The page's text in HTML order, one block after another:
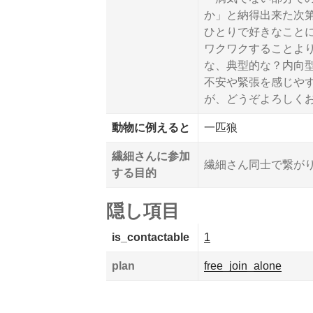
か」と納得出来た次
ひとりで好きなこと
ワクワクすることよ
な、典型的な？内向
不安や緊張を感じや
が、どうぞよろしく
動物に例えると 一匹狼
繊細さんに参加
する目的
繊細さん同士で繋が
隠し項目
is_contactable 1
plan free_join_alone